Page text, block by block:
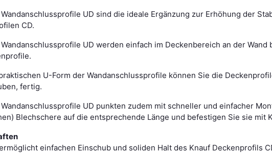
UD sind die ideale Ergänzung zur Erhöhung der
CD.
UD werden einfach im Deckenbereich an der
U-Form der Wandanschlussprofile können Sie die
fertig.
UD punkten zudem mit schneller und einfacher
Blechschere auf die entsprechende Länge und befestigen Sie sie mit
einfachen Einschub und soliden Halt des Knauf Deckenprofils